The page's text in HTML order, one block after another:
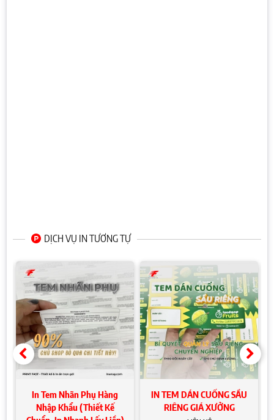
DỊCH VỤ IN TƯƠNG TỰ
In Tem Nhãn Phụ Hàng
Nhập Khẩu (Thiết Kế
IN TEM DÁN CUỐNG SẦU
RIÊNG GIÁ XƯỞNG